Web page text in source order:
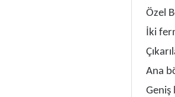
Özel
İki
Ana
Geniş